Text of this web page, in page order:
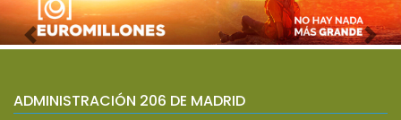
Imagen anterior
ADMINISTRACIÓN 206 DE MADRID